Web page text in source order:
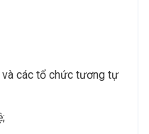
và các tổ chức tương tự